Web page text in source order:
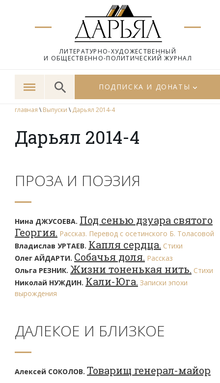
ЛИТЕРАТУРНО-ХУДОЖЕСТВЕННЫЙ
И ОБЩЕСТВЕННО-ПОЛИТИЧЕСКИЙ ЖУРНАЛ
ПОДПИСКА И ДОНАТЫ
главная \ Выпуски \ Дарьял 2014-4
Дарьял 2014-4
ПРОЗА И ПОЭЗИЯ
Нина ДЖУСОЕВА. Под сенью дзуара святого
Георгия. Рассказ. Перевод с осетинского Б. Толасовой
Владислав УРТАЕВ. Капля сердца. Стихи
Олег АЙДАРТИ. Собачья доля. Рассказ
Ольга РЕЗНИК. Жизни тоненькая нить. Стихи
Николай НУЖДИН. Кали-Юга. Записки эпохи
вырождения
ДАЛЕКОЕ И БЛИЗКОЕ
Алексей СОКОЛОВ. Товарищ генерал-майор